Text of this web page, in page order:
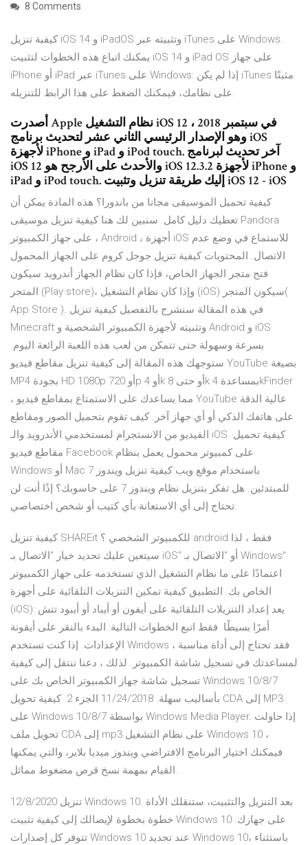
8 Comments
كيفية تنزيل iOS 14 و iPadOS وتثبيته عبر iTunes على Windows.
يمكنك اتباع هذه الخطوات لتثبيت iOS 14 و iPad OS على جهاز
iPhone أو iPad عبر iTunes على Windows: إذا لم يكن iTunes مثبتًا
على نظامك، فيمكنك الضغط على هذا الرابط للتنزيله.
أصدرت Apple نظام التشغيل iOS 12 في سبتمبر 2018 ،
وهو الإصدار الرئيسي الثاني عشر لتحديث برنامج iOS
لأجهزة iPhone و iPad و iPod touch. آخر تحديث لبرنامج
iOS 12 والأحدث على الأرجح هو iOS 12.3.2 لأجهزة iPhone و
iPad و iPod touch. إليك طريقة تنزيل وتثبيت iOS 12 - iOS
كيفية تحميل الموسيقى مجانا من باندورا؟ هذه المادة يمكن أن
تعطيك دليل كامل. سنبين لك هنا كيفية تنزيل موسيقى Pandora
على جهاز الكمبيوتر ، Android ، أجهزة iOS للاستماع في وضع عدم
الاتصال. المحتويات كيفية تنزيل جوجل كروم على الجهاز المحمول
فتح متجر الجهاز الخاص، فإذا كان نظام الجهاز أندرويد سيكون
المتجر (Play store)، وإذا كان نظام التشغيل (iOS) سيكون المتجر(
App Store ). في هذه المقالة سنشرح بالتفصيل كيفية تنزيل
Minecraft وتثبيته لأجهزة الكمبيوتر الشخصية و Android و iOS
بسرعة وسهولة حتى تتمكن من لعب هذه اللعبة الرائعة اليوم.
ستوجهك هذه المقالة إلى كيفية تنزيل مقاطع فيديو YouTube بصيغة
MP4 بجودة HD 1080p أو 720p أو 4k أو حتى 8k بمساعدة 4kFinder
، مما يساعدك على الاستمتاع بمقاطع فيديو YouTube عالية الدقة
على هاتفك الذكي أو أي جهاز آخر. كيف تقوم بتحميل الصور ومقاطع
الفيديو من الانستجرام لمستخدمي الأندرويد والـ iOS. كيفية تحميل
مقاطع فيديو Facebook على كمبيوتر محمول يعمل بنظام
Windows أو Mac باستخدام موقع ويب كيفية تنزيل ويندوز 7
للمبتدئين. هل تفكر بتنزيل نظام ويندوز 7 على حاسوبك؟ إذًا أنت لن
تحتاج إلى أي الاستعانة بأي كتيب أو شخص اختصاصي.
كيفية تنزيل SHAREit للكمبيوتر الشخصي ؟ android فقط ، لذا
سيتعين عليك تحديد خيار "الاتصال بـ iOS" أو "الاتصال بـ Windows"
اعتمادًا على ما نظام التشغيل الذي تستخدمه على جهاز الكمبيوتر
الخاص بك. التطبيق كيفية تمكين التنزيلات التلقائية على أجهزة
(iOS): يعد إعداد التنزيلات التلقائية على أيفون أو أيباد أو أيبود تتش
أمرًا بسيطًا. فقط اتبع الخطوات التالية: البدء بالنقر على أيقونة
الإعدادات. إذا كنت تستخدم Windows ، فقد تحتاج إلى أداة مناسبة
لمساعدتك في تسجيل شاشة الكمبيوتر. لذلك ، دعنا ننتقل إلى كيفية
تسجيل شاشة جهاز الكمبيوتر الخاص بك على Windows 10/8/7
بأساليب سهلة. 11/24/2018 الجزء 2. كيفية تحويل CDA إلى MP3
على Windows 10/8/7 بواسطة Windows Media Player. إذا حاولت
تحويل ملف CDA إلى mp3 على نظام التشغيل Windows 10 ،
فيمكنك اختيار البرنامج الافتراضي ويندوز ميديا بلاير، والتي يمكنها
القيام بمهمة نسخ قرص مضغوط مماثل.
12/8/2020 تنزيل Windows 10. بعد التنزيل والتثبيت، ستنقلك الأداة
خطوة بخطوة لإيصالك إلى كيفية تثبيت Windows 10 على جهازك.
تتوفر كل إصدارات Windows 10 عند تحديد Windows 10، باستثناء